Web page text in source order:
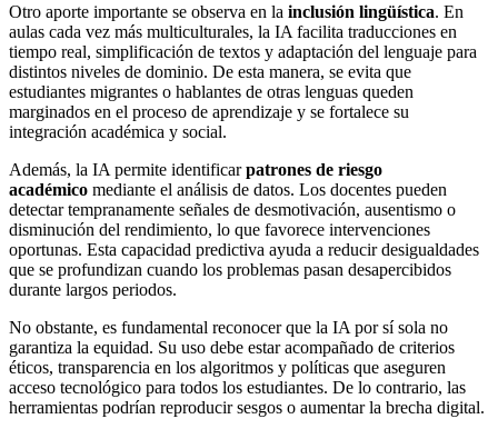
Otro aporte importante se observa en la inclusión lingüística. En
aulas cada vez más multiculturales, la IA facilita traducciones en
tiempo real, simplificación de textos y adaptación del lenguaje para
distintos niveles de dominio. De esta manera, se evita que
estudiantes migrantes o hablantes de otras lenguas queden
marginados en el proceso de aprendizaje y se fortalece su
integración académica y social.
Además, la IA permite identificarpatrones de riesgo
académico mediante el análisis de datos. Los docentes pueden
detectar tempranamente señales de desmotivación, ausentismo o
disminución del rendimiento, lo que favorece intervenciones
oportunas. Esta capacidad predictiva ayuda a reducir desigualdades
que se profundizan cuando los problemas pasan desapercibidos
durante largos periodos.
No obstante, es fundamental reconocer que la IA por sí sola no
garantiza la equidad. Su uso debe estar acompañado de criterios
éticos, transparencia en los algoritmos y políticas que aseguren
acceso tecnológico para todos los estudiantes. De lo contrario, las
herramientas podrían reproducir sesgos o aumentar la brecha digital.